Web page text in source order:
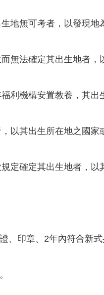
地無可考者，以發現地
無法確定其出生地者，
利機構安置教養，其出
以其出生所在地之國家
定確定其出生地者，以
、印章、2年內符合新